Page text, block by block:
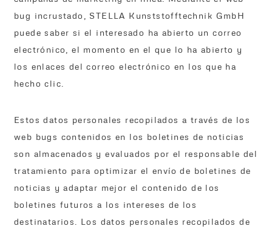
bug incrustado, STELLA Kunststofftechnik GmbH
puede saber si el interesado ha abierto un correo
electrónico, el momento en el que lo ha abierto y
los enlaces del correo electrónico en los que ha
hecho clic.
Estos datos personales recopilados a través de los
web bugs contenidos en los boletines de noticias
son almacenados y evaluados por el responsable del
tratamiento para optimizar el envío de boletines de
noticias y adaptar mejor el contenido de los
boletines futuros a los intereses de los
destinatarios. Los datos personales recopilados de